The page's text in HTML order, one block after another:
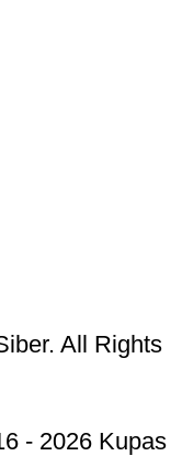
All Rights
- 2026 Kupas